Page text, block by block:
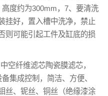
度约为300mm，7、要清洗
挂好，置入槽中洗净，禁止
则可能引起工件及缸底的损
空纤维滤芯陶瓷膜滤芯，
集成控制，简洁、方便、
丝、铌丝、铜丝（绝缘漆涂